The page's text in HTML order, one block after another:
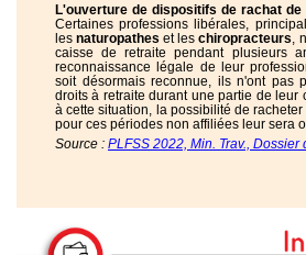
L'ouverture de dispositifs de rachat
Certaines professions libérales,
lesnaturopathes et leschiropracteurs,
caisse de retraite pendant plusieurs
reconnaissance légale de leur
soit désormais reconnue, ils n'ont pas
droits à retraite durant une partie de leur
à cette situation, la possibilité de
pour ces périodes non affiliées leur sera
Source : PLFSS 2022, Min. Trav.,